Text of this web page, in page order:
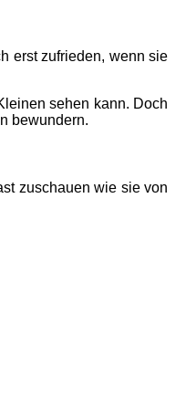
erst zufrieden, wenn sie
sehen kann. Doch
bewundern.
zuschauen wie sie von